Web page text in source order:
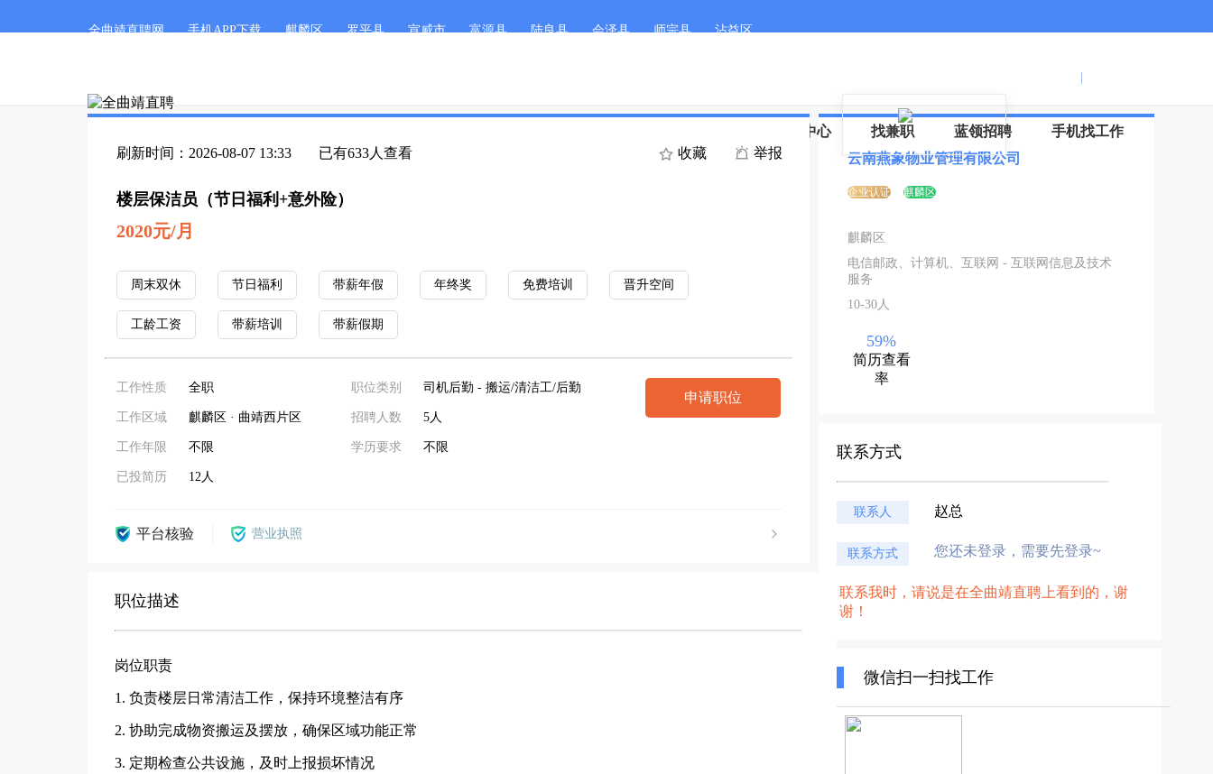
全曲靖直聘网 手机APP下载 麒麟区 罗平县 宣威市 富源县 陆良县 会泽县 师宗县 沾益区
客服微信
简历中心 找兼职 蓝领招聘
手机找工作
刷新时间：2026-08-07 13:33
已有633人查看 收藏 举报
楼层保洁员（节日福利+意外险）
2020元/月
周末双休 节日福利 带薪年假 年终奖 免费培训 晋升空间
工龄工资 带薪培训 带薪假期
工作性质 全职
工作区域 麒麟区 · 曲靖西片区
工作年限 不限
已投简历 12人
职位类别 司机后勤 - 搬运/清洁工/后勤
招聘人数 5人
学历要求 不限
申请职位
平台核验 营业执照
职位描述
岗位职责
1. 负责楼层日常清洁工作，保持环境整洁有序
2. 协助完成物资搬运及摆放，确保区域功能正常
3. 定期检查公共设施，及时上报损坏情况
云南燕象物业管理有限公司
企业认证 麒麟区
麒麟区
电信邮政、计算机、互联网 - 互联网信息及技术
服务
10-30人
59%
简历查看
率
联系方式
联系人 赵总
联系方式 您还未登录，需要先登录~
联系我时，请说是在全曲靖直聘上看到的，谢
谢！
微信扫一扫找工作